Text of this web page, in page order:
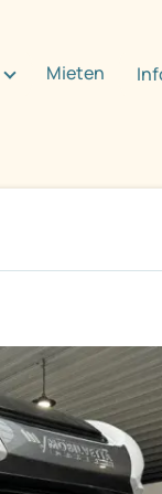
Mieten